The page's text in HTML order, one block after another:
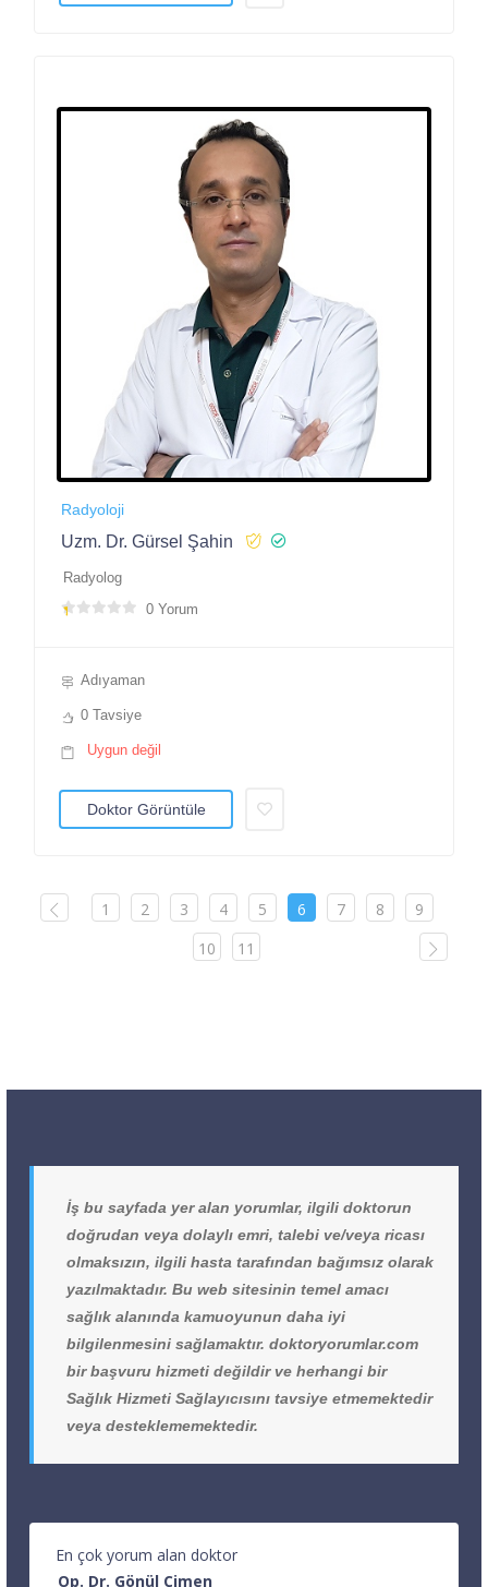
Radyoloji
Uzm. Dr. Gürsel Şahin
Radyolog
0 Yorum
Adıyaman
0 Tavsiye
Uygun değil
Doktor Görüntüle
1 2 3 4 5 6 7 8
9
10
11
İş bu sayfada yer alan yorumlar, ilgili doktorun
doğrudan veya dolaylı emri, talebi ve/veya ricası
olmaksızın, ilgili hasta tarafından bağımsız olarak
yazılmaktadır. Bu web sitesinin temel amacı
sağlık alanında kamuoyunun daha iyi
bilgilenmesini sağlamaktır. doktoryorumlar.com
bir başvuru hizmeti değildir ve herhangi bir
Sağlık Hizmeti Sağlayıcısını tavsiye etmemektedir
veya desteklememektedir.
En çok yorum alan doktor
Op. Dr. Gönül Çimen